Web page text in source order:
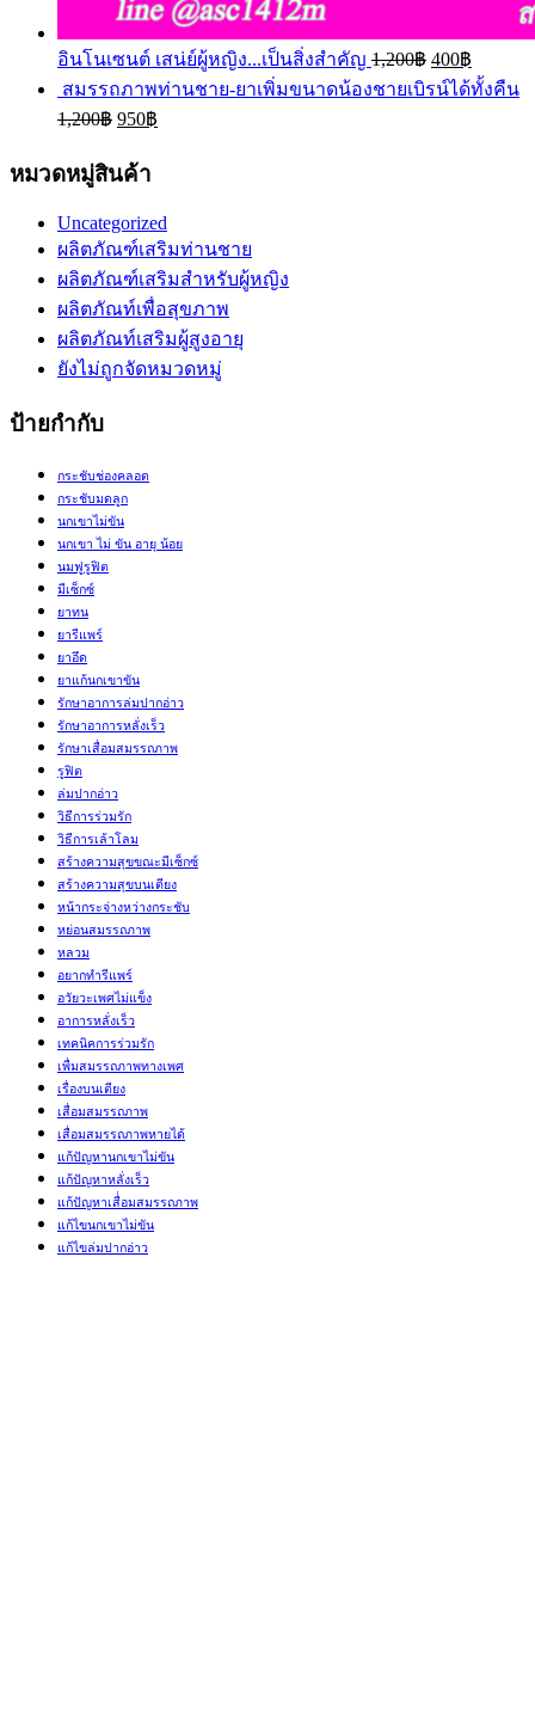
อินโนเซนต์ เสน่ย์ผู้หญิง...เป็นสิ่งสำคัญ 1,200฿ 400฿
สมรรถภาพท่านชาย-ยาเพิ่มขนาดน้องชายเบิรน์ได้ทั้งคืน
1,200฿ 950฿
หมวดหมู่สินค้า
Uncategorized
ผลิตภัณฑ์เสริมท่านชาย
ผลิตภัณฑ์เสริมสำหรับผู้หญิง
ผลิตภัณท์เพื่อสุขภาพ
ผลิตภัณท์เสริมผู้สูงอายุ
ยังไม่ถูกจัดหมวดหมู่
ป้ายกำกับ
กระชับช่องคลอด
กระชับมดลูก
นกเขาไม่ขัน
นกเขา ไม่ ขัน อายุ น้อย
นมฟูรูฟิต
มีเซ็กซ์
ยาทน
ยารีแพร์
ยาอึด
ยาแก้นกเขาขัน
รักษาอาการล่มปากอ่าว
รักษาอาการหลั่งเร็ว
รักษาเสื่อมสมรรถภาพ
รูฟิต
ล่มปากอ่าว
วิธีการร่วมรัก
วิธีการเล้าโลม
สร้างความสุขขณะมีเซ็กซ์
สร้างความสุขบนเตียง
หน้ากระจ่างหว่างกระชับ
หย่อนสมรรถภาพ
หลวม
อยากทำรีแพร์
อวัยวะเพศไม่แข็ง
อาการหลั่งเร็ว
เทคนิคการร่วมรัก
เพื่มสมรรถภาพทางเพศ
เรื่องบนเตียง
เสื่อมสมรรถภาพ
เสื่อมสมรรถภาพหายได้
แก้ปัญหานกเขาไม่ขัน
แก้ปัญหาหลั่งเร็ว
แก้ปัญหาเสื่่อมสมรรถภาพ
แก้ไขนกเขาไม่ขัน
แก้ไขล่มปากอ่าว